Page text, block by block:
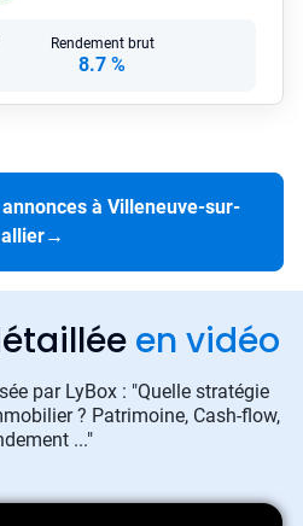
Rendement brut
8.7 %
à Villeneuve-sur-
allier→
en vidéo
par LyBox : "Quelle stratégie
? Patrimoine, Cash-flow,
..."